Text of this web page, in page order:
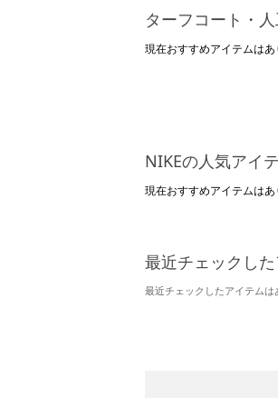
ターフコート・
現在おすすめアイテムはあ
NIKEの人気アイ
現在おすすめアイテムはあ
最近チェックし
最近チェックしたアイテムは